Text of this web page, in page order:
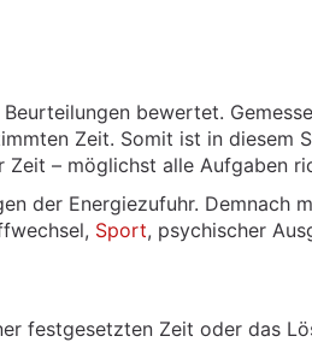
bewertet.
Zeit. Somit ist in diesem
Zeit – möglichst alle Aufgaben
der Energiezufuhr. Demnach
Sport, psychischer
festgesetzten Zeit oder das